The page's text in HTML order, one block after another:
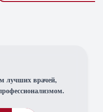
лучших врачей,